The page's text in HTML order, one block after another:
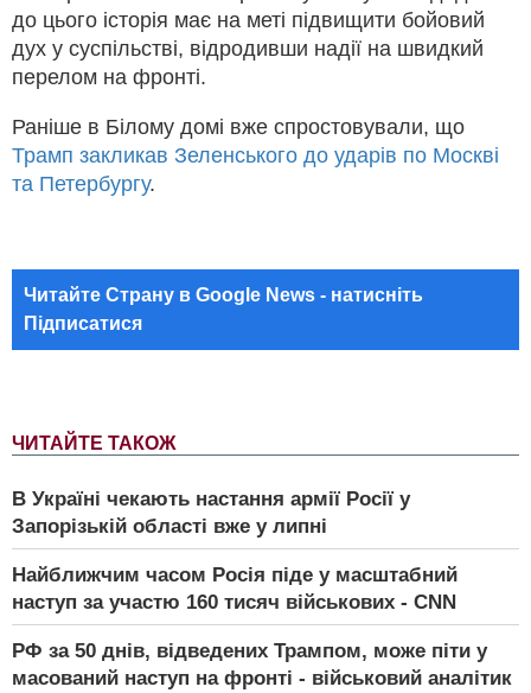
ЧИТАЙТЕ ТАКОЖ
В Україні чекають настання армії Росії у
Запорізькій області вже у липні
Найближчим часом Росія піде у масштабний
наступ за участю 160 тисяч військових - CNN
РФ за 50 днів, відведених Трампом, може піти у
масований наступ на фронті - військовий аналітик
до цього історія має на меті підвищити бойовий
дух у суспільстві, відродивши надії на швидкий
перелом на фронті.
Раніше в Білому домі вже спростовували, що
Трамп закликав Зеленського до ударів по Москві
та Петербургу.
Читайте Страну в Google News - натисніть
Підписатися